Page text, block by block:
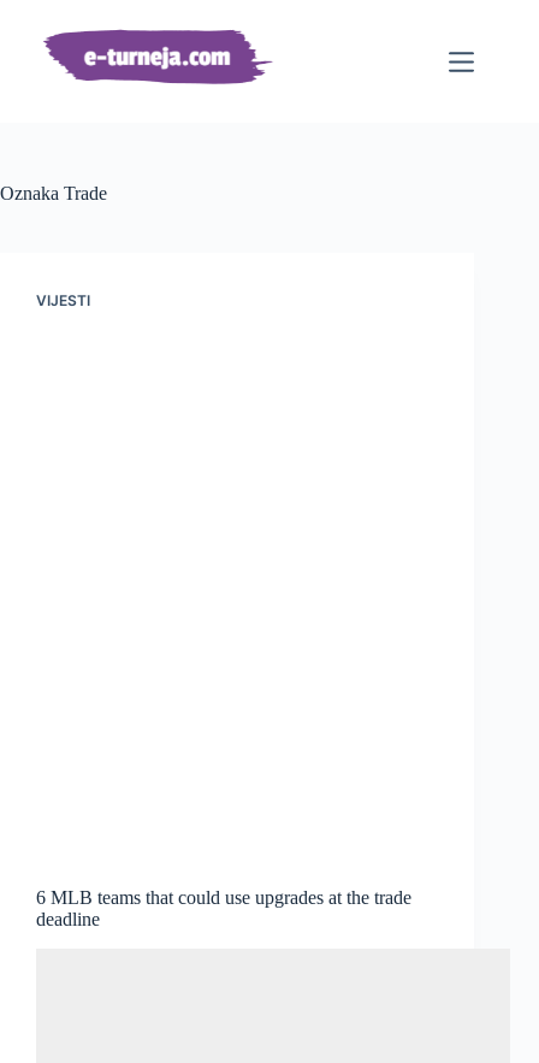
sadržaj
Oznaka Trade
VIJESTI
6 MLB teams that could use upgrades at the trade
deadline